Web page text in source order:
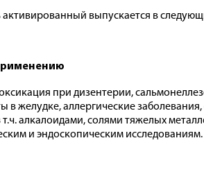
активированный выпускается в
при дизентерии,
в желудке, аллергические
алкалоидами, солями тяжелых
и эндоскопическим исследованиям.